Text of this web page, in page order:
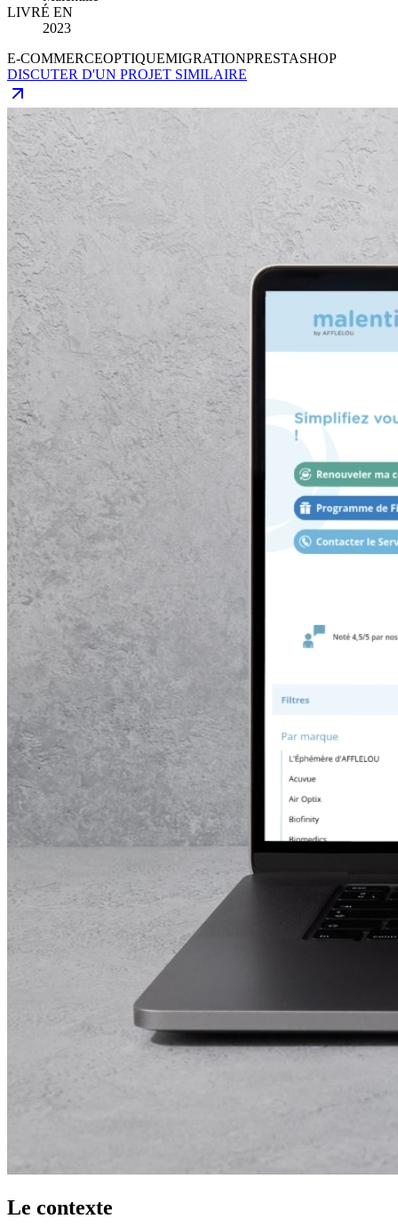
LIVRÉ EN
2023
E-COMMERCEOPTIQUEMIGRATIONPRESTASHOP
DISCUTER D'UN PROJET SIMILAIRE
Le contexte